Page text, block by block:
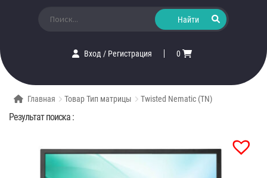
Вход/ Регистрация 0
Главная Товар Тип матрицы Twisted Nematic (TN)
Результат поиска :